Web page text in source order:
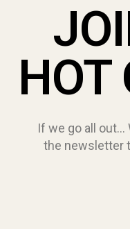
HOT
If we go all out…
the newsletter